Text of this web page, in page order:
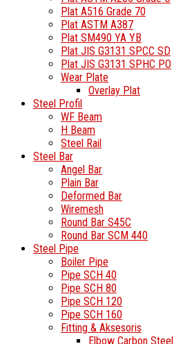
Plat A516 Grade 70
Plat ASTM A387
Plat SM490 YA YB
Plat JIS G3131 SPCC SD
Plat JIS G3131 SPHC PO
Wear Plate
Overlay Plat
Steel Profil
WF Beam
H Beam
Steel Rail
Steel Bar
Angel Bar
Plain Bar
Deformed Bar
Wiremesh
Round Bar S45C
Round Bar SCM 440
Steel Pipe
Boiler Pipe
Pipe SCH 40
Pipe SCH 80
Pipe SCH 120
Pipe SCH 160
Fitting & Aksesoris
Elbow Carbon Steel